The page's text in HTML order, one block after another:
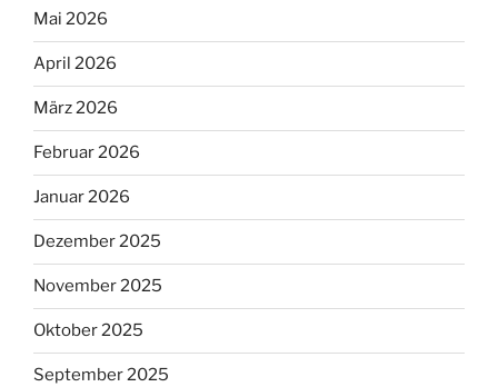
Mai 2026
April 2026
März 2026
Februar 2026
Januar 2026
Dezember 2025
November 2025
Oktober 2025
September 2025